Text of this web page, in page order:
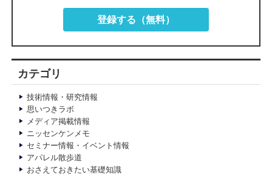
登録する（無料）
カテゴリ
技術情報・研究情報
思いつきラボ
メディア掲載情報
ニッセンケンメモ
セミナー情報・イベント情報
アパレル散歩道
おさえておきたい基礎知識